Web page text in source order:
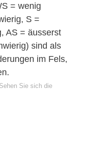
= wenig
S =
AS = äusserst
sind als
im Fels,
Sehen Sie sich die